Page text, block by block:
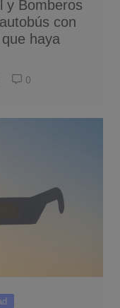
y Bomberos
con
haya
0